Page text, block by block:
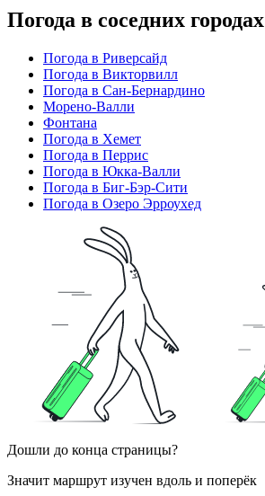
Погода в соседних городах
Погода в Риверсайд
Погода в Викторвилл
Погода в Сан-Бернардино
Морено-Валли
Фонтана
Погода в Хемет
Погода в Перрис
Погода в Юкка-Валли
Погода в Биг-Бэр-Сити
Погода в Озеро Эрроухед
Дошли до конца страницы?
Значит маршрут изучен вдоль и поперёк